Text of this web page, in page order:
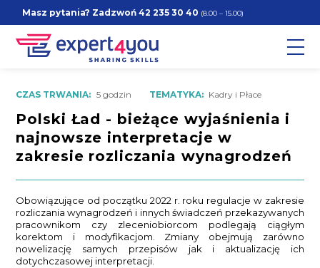
Masz pytania? Zadzwoń42 235 30 40 (8.00 – 15.00)
CZAS TRWANIA: 5 godzin TEMATYKA: Kadry i Płace
Polski Ład - bieżące wyjaśnienia i
najnowsze interpretacje w
zakresie rozliczania wynagrodzeń
Obowiązujące od początku 2022 r. roku regulacje w zakresie
rozliczania wynagrodzeń i innych świadczeń przekazywanych
pracownikom czy zleceniobiorcom podlegają ciągłym
korektom i modyfikacjom. Zmiany obejmują zarówno
nowelizację samych przepisów jak i aktualizację ich
dotychczasowej interpretacji.